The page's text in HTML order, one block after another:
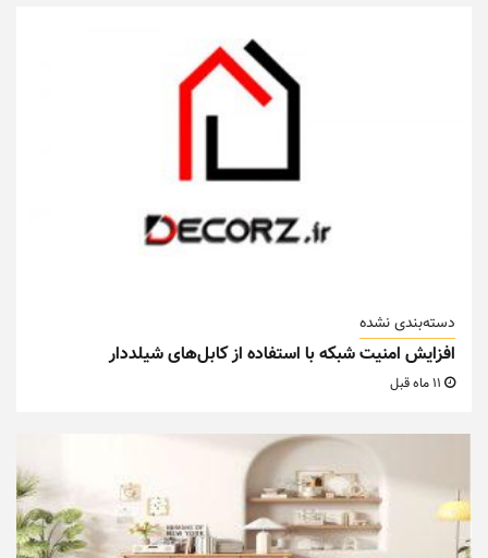
دسته‌بندی نشده
افزایش امنیت شبکه با استفاده از کابل‌های شیلددار